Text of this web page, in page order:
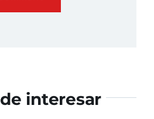
interesar